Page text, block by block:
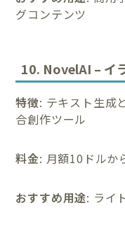
グコンテンツ
10. NovelAI – イ
特徴: テキスト生成
合創作ツール
料金: 月額10ドルか
おすすめ用途: ライ